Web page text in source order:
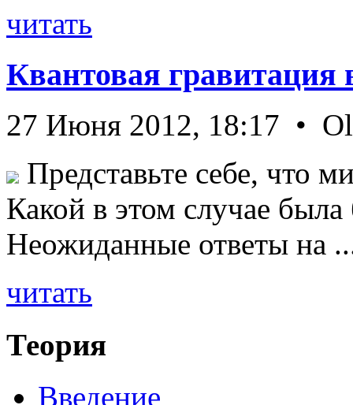
читать
Квантовая гравитация
27 Июня 2012, 18:17 •
Представьте себе, что
Какой в этом случае
Неожиданные ответы на
читать
Теория
Введение